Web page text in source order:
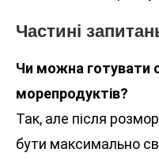
Частині
Чи можна готувати
морепродуктів?
Так, але після
бути максимально